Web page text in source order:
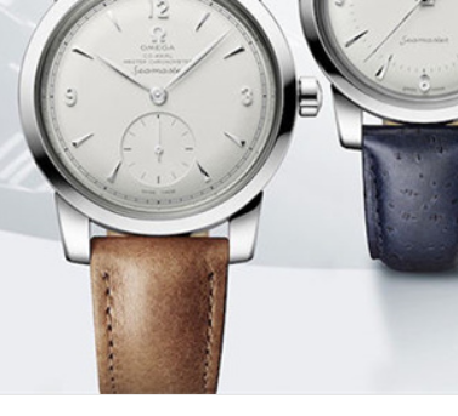
人民东路6号SAC东原中心写字楼24层2406B室（
观音桥步行街2号融恒时代广场写字楼9层902室（需
定王台街道建湘路393号世茂环球金融中心写字楼
铭功路10号华润大厦写字楼29层2905室（需提前预
解放路15号亨得利名表服务中心（品牌授权店）3层
中街路137号亨得利名表服务中心（品牌授权店）1
中街路83号亨得利名表服务中心（品牌授权店）1层
山区红山路26号时代广场（CCMALL）C座17层17-
锦绣路1067号置信广场10层1015室（需提前预约）
区友谊西路600号富力中心T2座写字楼29层03室（
人民路15号国际金融大厦7层G室（需提前预约）
季华五路57号万科金融中心C座12层1205室（需提